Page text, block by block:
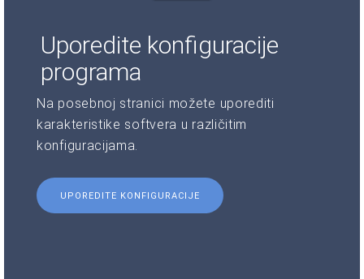
Uporedite konfiguracije
programa
Na posebnoj stranici možete uporediti
karakteristike softvera u različitim
konfiguracijama.
UPOREDITE KONFIGURACIJE